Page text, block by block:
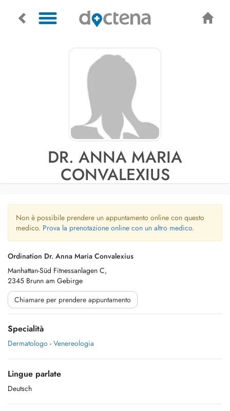
DR. ANNA MARIA
CONVALEXIUS
Non è possibile prendere un appuntamento online con questo
medico. Prova la prenotazione online con un altro medico.
Ordination Dr. Anna Maria Convalexius
Manhattan-Süd Fitnessanlagen C,
2345 Brunn am Gebirge
Chiamare per prendere appuntamento
Specialità
Dermatologo - Venereologia
Lingue parlate
Deutsch